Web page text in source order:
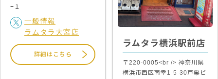
−１
一般情報
ラムタラ大宮店
詳細はこちら
ラムタラ横浜駅前店
〒220-0005<br /> 神奈川県
横浜市西区南幸1-5-30戸栗ビ